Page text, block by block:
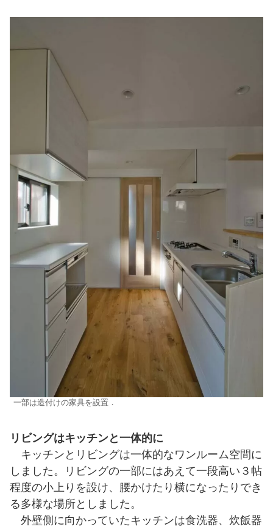
一部は造付けの家具を設置．
リビングはキッチンと一体的に
キッチンとリビングは一体的なワンルーム空間に
しました。リビングの一部にはあえて一段高い３帖
程度の小上りを設け、腰かけたり横になったりでき
る多様な場所としました。
外壁側に向かっていたキッチンは食洗器、炊飯器